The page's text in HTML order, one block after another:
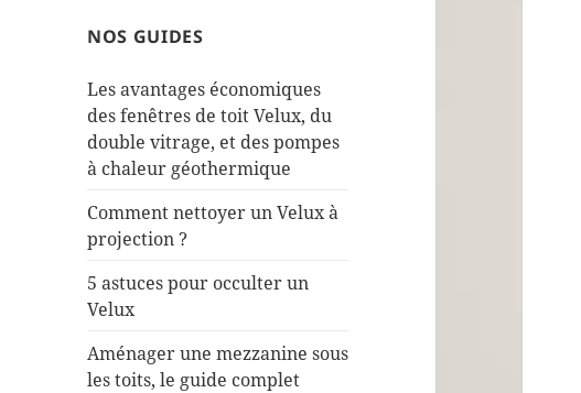
NOS GUIDES
Les avantages économiques
des fenêtres de toit Velux, du
double vitrage, et des pompes
à chaleur géothermique
Comment nettoyer un Velux à
projection ?
5 astuces pour occulter un
Velux
Aménager une mezzanine sous
les toits, le guide complet